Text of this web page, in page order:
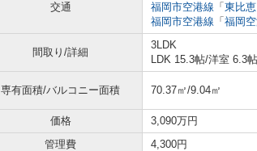
交通
福岡市空港線 「 東比恵
福岡市空港線 「 福岡
間取り/詳細
3LDK
LDK 15.3帖/洋室 6.3帖
専有面積/バルコニー面積 70.37㎡/9.04㎡
価格
3,090万円
管理費
4,300円